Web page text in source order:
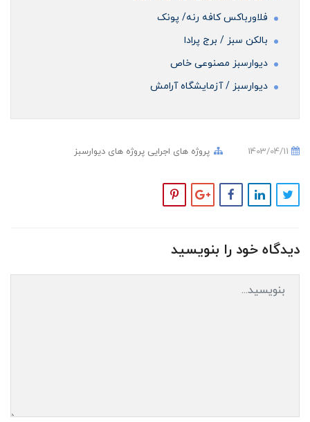
فلاورباکس کافه رنه/ پونک
بالکن سبز / برج پرادا
دیوارسبز مصنوعی خاص
دیوارسبز / آزمایشگاه آرامش
پروژه های اجرایی پروژه های دیوارسبز
دیدگاه خود را بنویسید